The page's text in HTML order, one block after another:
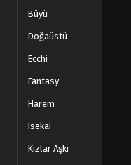
Büyü
Doğaüstü
Ecchi
Fantasy
Harem
Isekai
Kızlar Aşkı